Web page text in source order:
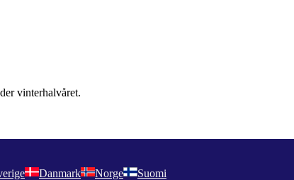
vinterhalvåret.
Danmark Norge Suomi